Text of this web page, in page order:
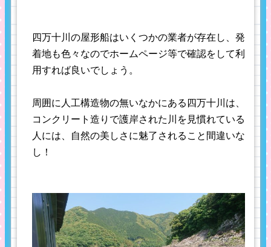
四万十川の屋形船はいくつかの業者が存在し、発
着地も色々なのでホームページ等で確認をして利
用すれば良いでしょう。
周囲に人工構造物の無いなかにある四万十川は、
コンクリート造りで護岸された川を見慣れている
人には、自然の美しさに魅了されること間違いな
し！